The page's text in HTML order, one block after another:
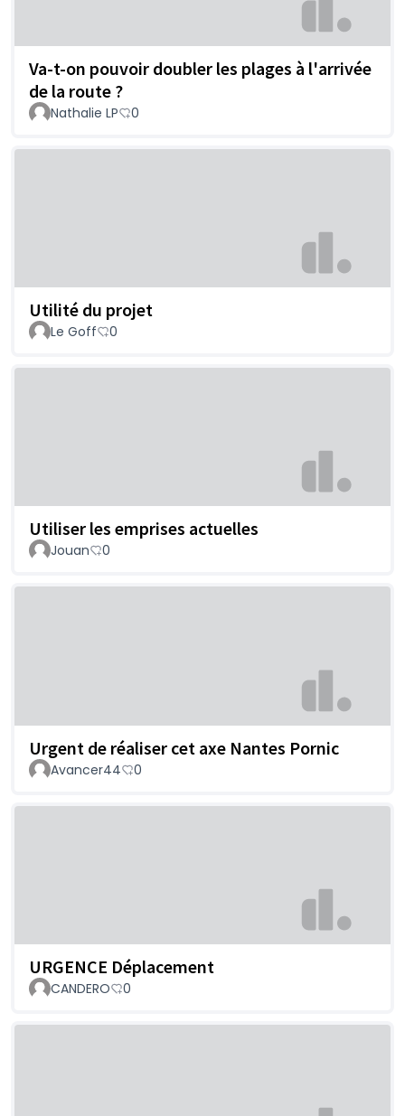
Va-t-on pouvoir doubler les plages à l'arrivée
de la route ?
Nathalie LP 0
Utilité du projet
Le Goff 0
Utiliser les emprises actuelles
Jouan 0
Urgent de réaliser cet axe Nantes Pornic
Avancer44 0
URGENCE Déplacement
CANDERO 0